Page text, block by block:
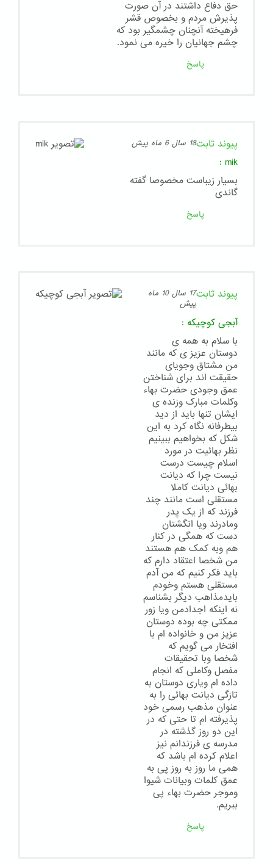
حق دفاع داشتند در آن صورت
پذیرش مردم و بخصوص قشر
فرهیخته آنچنان چشمگیر بود که
چشم جهانیان را خیره می نمود.
پاسخ
پیوند ثابت18 سال 6 ماه پیش
mik
:
بسیار زیباست مخصوصا گفته
گاندی
پاسخ
پیوند ثابت
17 سال 10 ماه
پیش
آبجی کوچیکه :
با سلام به همه ی
دوستان عزیز ی که مانند
من مشتاق وجویای
حقیقت اند برای شناختن
عمق وجودی حضرت بهاء
وکلمات مبارک وزنده ی
ایشان تنها باید از دید
بیطرفانه نگاه کرد به این
شکل که بخواهیم ببینیم
نظر بهائیت در مورد
اسلام چیست درست
نیست چرا که دیانت
بهائی دیانت کاملا
مستقلی است مانند چند
فرزند که از یک پدر
ومادرند ویا انگشتان
دست که همگی در کنار
هم وبه کمک هم هستند
من شخصا اعتقاد دارم که
باید فکر کنیم که من آدم
مستقلی هستم وخودم
بایدمذاهب دیگر بشناسم
نه اینکه اجدادمن ویا زور
ممکتی چه بوده دوستان
عزیز من و خانواده ام با
افتخار می گویم که
شخصا وبا تحقیقات
مفصل وکاملی که انجام
داده ام ویاری دوستان به
تازگی دیانت بهائی را به
عنوان مذهب رسمی خود
پذیرفته ام تا حتی که در
این دو روز گذشته در
مدرسه ی فرزندانم نیز
اعلام کرده ام باشد که
همی ما روز به روز پی به
عمق کلمات وبیانات شیوا
وموجر حضرت بهاء پی
ببریم.
پاسخ